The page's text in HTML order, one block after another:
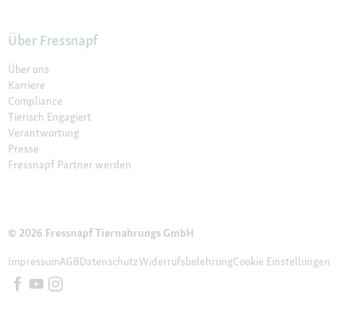
Über Fressnapf
Über uns
Karriere
Compliance
Tierisch Engagiert
Verantwortung
Presse
Fressnapf Partner werden
© 2026 Fressnapf Tiernahrungs GmbH
ImpressumAGBDatenschutzWiderrufsbelehrungCookie Einstellungen